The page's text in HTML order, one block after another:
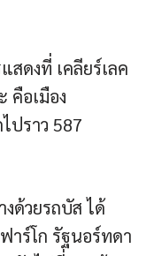
สดงที่ เคลียร์เลค
คือเมือง
ปราว 587
ด้วยรถบัส ได้
าร์โก รัฐนอร์ทดา